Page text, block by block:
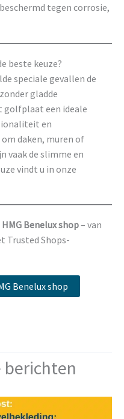
tegen corrosie,
beste keuze?
speciale gevallen de
gladde
golfplaat een ideale
en
daken, muren of
vaak de slimme en
vindt u in onze
Benelux shop– van
Trusted Shops-
Benelux shop
berichten